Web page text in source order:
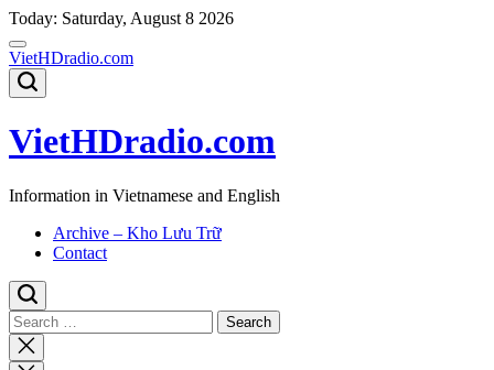
Skip
to
content
Today: Saturday, August 8 2026
VietHDradio.com
VietHDradio.com
Information in Vietnamese and English
Archive – Kho Lưu Trữ
Contact
Search
for:
Close
search